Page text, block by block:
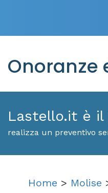
Onoranze
Lastello.it è
realizza un preventivo
Home > Molise